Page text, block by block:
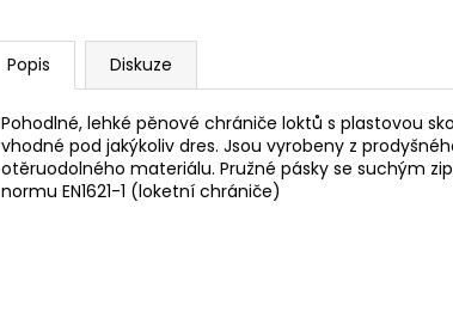
Popis Diskuze
Pohodlné, lehké pěnové chrániče loktů s plastovou
vhodné pod jakýkoliv dres. Jsou vyrobeny z
otěruodolného materiálu. Pružné pásky se suchým
normu EN1621-1 (loketní chrániče)